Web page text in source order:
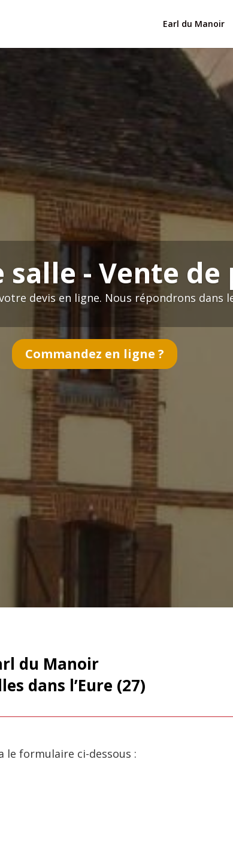
Earl du Manoir
salle - Vente
devis en ligne. Nous répondrons dans
Commandez en ligne ?
du Manoir
dans l’Eure (27)
le formulaire ci-dessous :